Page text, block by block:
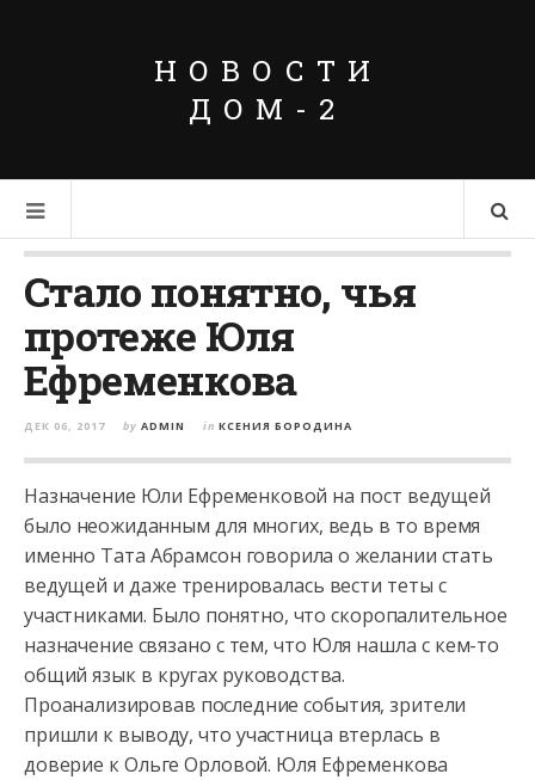
НОВОСТИ
ДОМ-2
Стало понятно, чья
протеже Юля
Ефременкова
ДЕК 06, 2017 by ADMIN in КСЕНИЯ БОРОДИНА
Назначение Юли Ефременковой на пост ведущей
было неожиданным для многих, ведь в то время
именно Тата Абрамсон говорила о желании стать
ведущей и даже тренировалась вести теты с
участниками. Было понятно, что скоропалительное
назначение связано с тем, что Юля нашла с кем-то
общий язык в кругах руководства.
Проанализировав последние события, зрители
пришли к выводу, что участница втерлась в
доверие к Ольге Орловой. Юля Ефременкова